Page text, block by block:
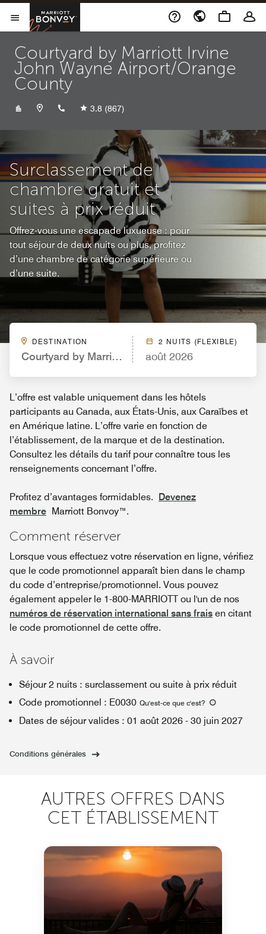
Skip to Content
Ouvrir le menu
Marriott Bonvoy
Courtyard by Marriott Irvine
John Wayne Airport/Orange
County
+19497571200
3.8 (867)
Surclassement de
chambre gratuit et
suites à prix réduit
Offrez-vous une escapade luxueuse : pour
tout séjour de deux nuits ou plus, profitez
d’une chambre de catégorie supérieure ou
d’une suite.
DESTINATION
Courtyard by Marriott Irvine John Wayne Airport/
2 NUITS (FLEXIBLE)
août 2026
L’offre est valable uniquement dans les hôtels
participants au Canada, aux États-Unis, aux Caraïbes et
en Amérique latine. L’offre varie en fonction de
l’établissement, de la marque et de la destination.
Consultez les détails du tarif pour connaître tous les
renseignements concernant l’offre.
Profitez d’avantages formidables. Devenez
membre Marriott Bonvoy™.
Comment réserver
Lorsque vous effectuez votre réservation en ligne, vérifiez
que le code promotionnel apparaît bien dans le champ
du code d’entreprise/promotionnel. Vous pouvez
également appeler le 1-800-MARRIOTT ou l'un de nos
numéros de réservation international sans frais en citant
le code promotionnel de cette offre.
À savoir
Séjour 2 nuits : surclassement ou suite à prix réduit
Code promotionnel : E0030 Qu'est-ce que c'est?
Dates de séjour valides : 01 août 2026 - 30 juin 2027
Conditions générales
AUTRES OFFRES DANS
CET ÉTABLISSEMENT